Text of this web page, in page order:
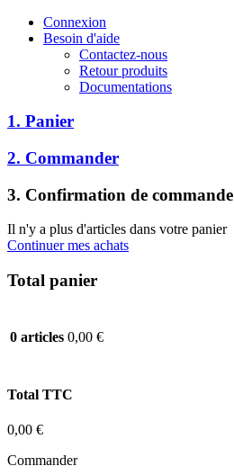
Connexion
Besoin d'aide
Contactez-nous
Retour produits
Documentations
1. Panier
2. Commander
3. Confirmation de commande
Il n'y a plus d'articles dans votre panier
Continuer mes achats
Total panier
0 articles 0,00 €
Total TTC
0,00 €
Commander